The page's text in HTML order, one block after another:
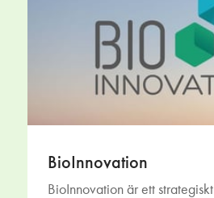
BioInnovation
BioInnovation är ett strategiskt